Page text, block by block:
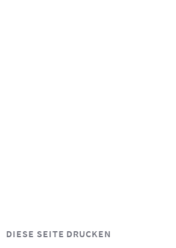
DIESE SEITE DRUCKEN